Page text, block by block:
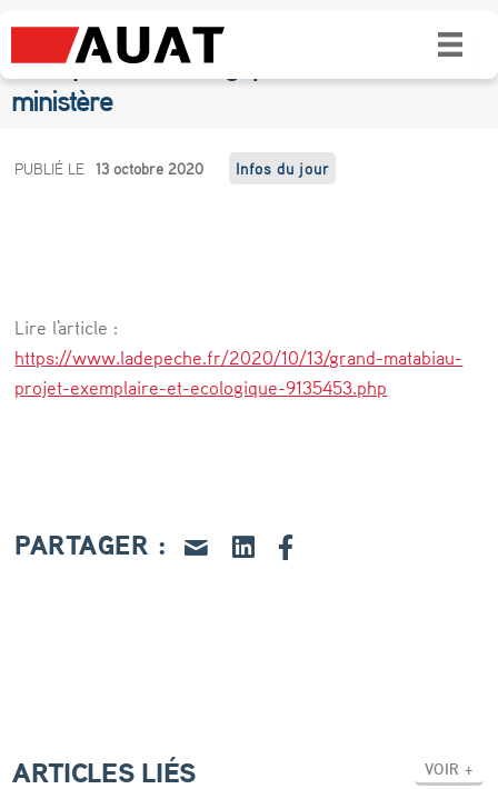
Toulouse : Grand Matabiau, un “projet
exemplaire et écologique” selon le
ministère
T
o
u
s
r
t
PUBLIÉ LE 13 octobre 2020 Infos du jour
Lire l'article :
https://www.ladepeche.fr/2020/10/13/grand-matabiau-
projet-exemplaire-et-ecologique-9135453.php
PARTAGER :
ARTICLES LIÉS VOIR +